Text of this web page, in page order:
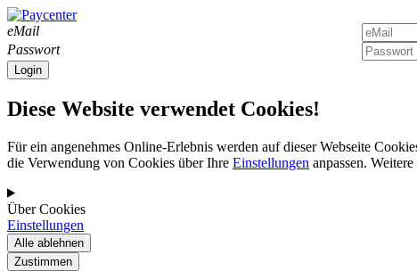
eMail
Passwort
Diese Website verwendet Cookies!
Für ein angenehmes Online-Erlebnis werden auf dieser Webseite
die Verwendung von Cookies über Ihre Einstellungen anpassen.
Über Cookies
Einstellungen